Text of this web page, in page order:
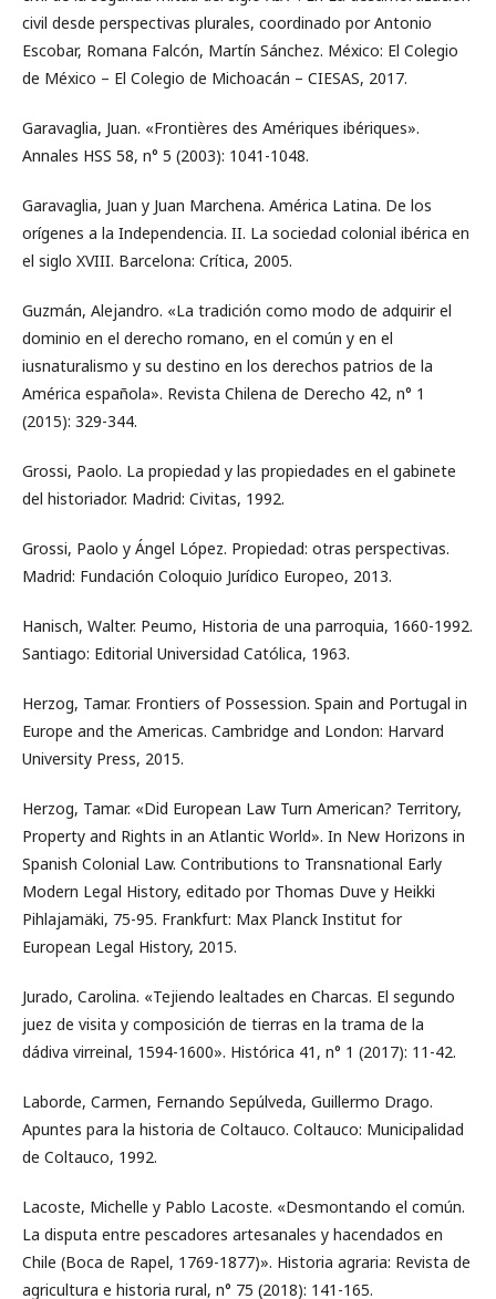
civil desde perspectivas plurales, coordinado por Antonio
Escobar, Romana Falcón, Martín Sánchez. México: El Colegio
de México – El Colegio de Michoacán – CIESAS, 2017.
Garavaglia, Juan. «Frontières des Amériques ibériques».
Annales HSS 58, n° 5 (2003): 1041-1048.
Garavaglia, Juan y Juan Marchena. América Latina. De los
orígenes a la Independencia. II. La sociedad colonial ibérica en
el siglo XVIII. Barcelona: Crítica, 2005.
Guzmán, Alejandro. «La tradición como modo de adquirir el
dominio en el derecho romano, en el común y en el
iusnaturalismo y su destino en los derechos patrios de la
América española». Revista Chilena de Derecho 42, n° 1
(2015): 329-344.
Grossi, Paolo. La propiedad y las propiedades en el gabinete
del historiador. Madrid: Civitas, 1992.
Grossi, Paolo y Ángel López. Propiedad: otras perspectivas.
Madrid: Fundación Coloquio Jurídico Europeo, 2013.
Hanisch, Walter. Peumo, Historia de una parroquia, 1660-1992.
Santiago: Editorial Universidad Católica, 1963.
Herzog, Tamar. Frontiers of Possession. Spain and Portugal in
Europe and the Americas. Cambridge and London: Harvard
University Press, 2015.
Herzog, Tamar. «Did European Law Turn American? Territory,
Property and Rights in an Atlantic World». In New Horizons in
Spanish Colonial Law. Contributions to Transnational Early
Modern Legal History, editado por Thomas Duve y Heikki
Pihlajamäki, 75-95. Frankfurt: Max Planck Institut for
European Legal History, 2015.
Jurado, Carolina. «Tejiendo lealtades en Charcas. El segundo
juez de visita y composición de tierras en la trama de la
dádiva virreinal, 1594-1600». Histórica 41, n° 1 (2017): 11-42.
Laborde, Carmen, Fernando Sepúlveda, Guillermo Drago.
Apuntes para la historia de Coltauco. Coltauco: Municipalidad
de Coltauco, 1992.
Lacoste, Michelle y Pablo Lacoste. «Desmontando el común.
La disputa entre pescadores artesanales y hacendados en
Chile (Boca de Rapel, 1769-1877)». Historia agraria: Revista de
agricultura e historia rural, n° 75 (2018): 141-165.